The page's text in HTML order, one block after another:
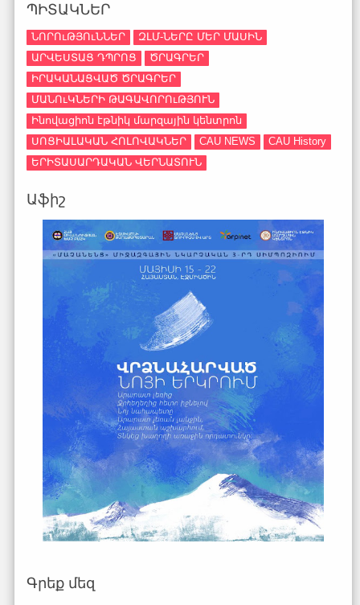
ՊԻՏԱԿՆԵՐ
ՆՈՐՈւԹՅՈւՆՆԵՐ
ԶԼՄ-ՆԵՐԸ ՄԵՐ ՄԱՍԻՆ
ԱՐՎԵՍՏԱՑ ԴՊՐՈՑ
ԾՐԱԳՐԵՐ
ԻՐԱԿԱՆԱՑՎԱԾ ԾՐԱԳՐԵՐ
ՄԱՆՈւԿՆԵՐԻ ԹԱԳԱՎՈՐՈւԹՅՈՒՆ
Ինովացիոն էթնիկ մարզային կենտրոն
ՍՈՑԻԱԼԱԿԱՆ ՀՈԼՈՎԱԿՆԵՐ
CAU NEWS
CAU History
ԵՐԻՏԱՍԱՐԴԱԿԱՆ ՎԵՐՆԱՏՈՒՆ
Աֆիշ
Գրեք մեզ